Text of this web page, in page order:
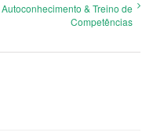
Autoconhecimento & Treino de
Competências